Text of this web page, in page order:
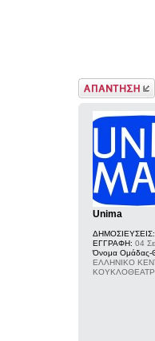
Δημιουργία
απάντησης
Unima
ΔΗΜΟΣΙΕΥΣΕΙΣ:
ΕΓΓΡΑΦΗ: 04
Όνομα Ομάδας-
ΕΛΛΗΝΙΚΟ